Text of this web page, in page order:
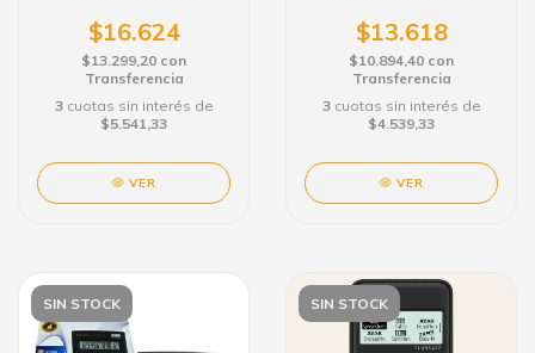
$16.624
$13.299,20 con
Transferencia
3 cuotas sin interés de
$5.541,33
VER
$13.618
$10.894,40 con
Transferencia
3 cuotas sin interés de
$4.539,33
VER
SIN STOCK SIN STOCK